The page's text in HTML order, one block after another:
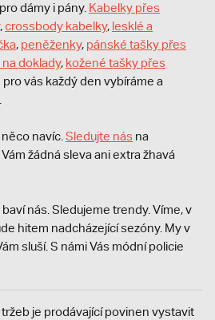
dámy i pány. Kabelky přes
,crossbody kabelky, lesklé a
, peněženky, pánské tašky přes
doklady, kožené tašky přes
pro vás každý den vybíráme a
navíc. Sledujte nás na
žádná sleva ani extra žhavá
nás. Sledujeme trendy. Víme, v
hitem nadcházející sezóny. My v
sluší. S námi Vás módní policie
je prodávající povinen vystavit